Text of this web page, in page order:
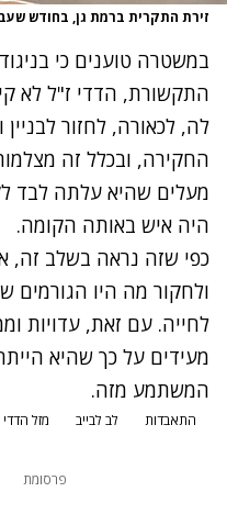
זירת התקרית ברמת גן, בחודש
במשטרה טוענים כי
התקשורת, הדדי ז"ל לא
לה, לכאורה, לחזור
החקירה, ובכלל זה
מעלים שהיא עלתה לבד
היה איש באותה הקומה.
כפי שזה נראה בשלב זה,
ולחקור מה היו הגורמים
לחייה. עם זאת, עדויות
מעידים על כך שהיא
המשתמע מזה.
התאבדות לב לבייב מזל הדדי
פרסומת